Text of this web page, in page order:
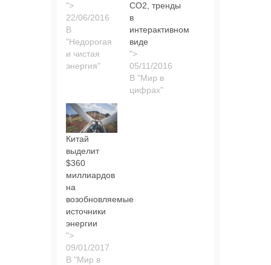
">
В
"Недорогая
и чистая
энергия"
СО2, тренды
в
интерактивном
виде
">
В "Мир в
цифрах"
Китай
выделит
$360
миллиардов
на
возобновляемые
источники
энергии
">
В "Мир в